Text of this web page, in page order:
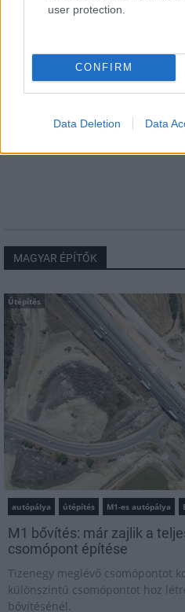
user protection.
CONFIRM
Data Deletion Data
Kecskeméten is szakirányú
MAGYAR ÉPÍTŐK
Útépítés
autópálya útépítés M1-es autópálya
M1 bővítés: már zajlik a
csomópont építése
Tizenegy meglévő csomópontot
különszintű csomópontot hoz
bővítésénél.